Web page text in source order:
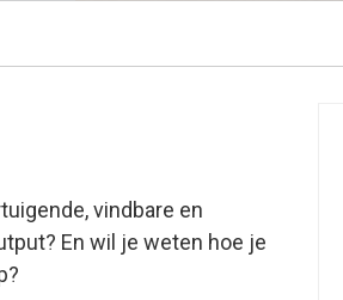
vindbare en
En wil je weten hoe je